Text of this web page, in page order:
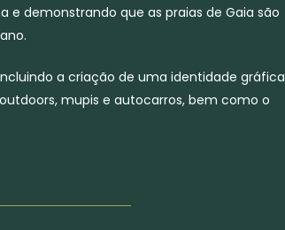
demonstrando que as praias de Gaia são
a criação de uma identidade gráfica
mupis e autocarros, bem como o